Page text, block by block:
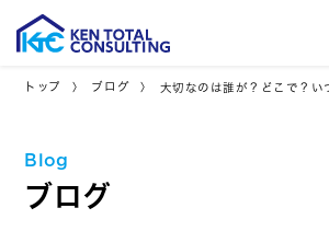
トップ ブログ 大切なのは誰が？どこで？
Blog
ブログ